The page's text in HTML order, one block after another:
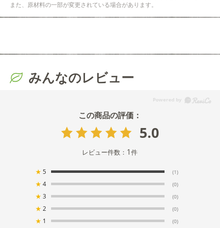
また、原材料の一部が変更されている場合があります。
みんなのレビュー
5.0
レビュー件数： 1件
★ 5 (1)
★ 4 (0)
★ 3 (0)
★ 2 (0)
★ 1 (0)